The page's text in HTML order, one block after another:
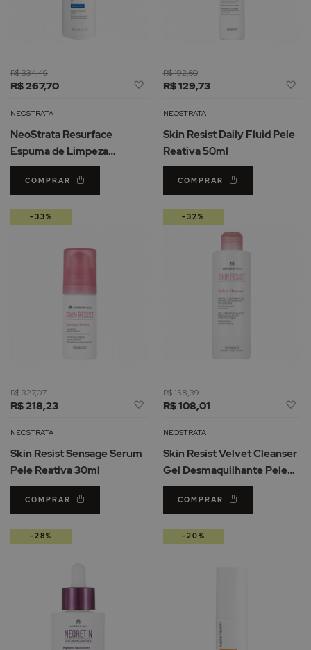
R$ 267,70
R$ 334,49
Adicionar
Lista
Desejos
NEOSTRATA
NeoStrata Resurface
Espuma de Limpeza
Glicólica 125ml
COMPRAR
R$ 129,73
R$ 192,60
NEOSTRATA
Skin Resist Daily Fluid Pele
Reativa 50ml
COMPRAR
R$ 218,23
R$ 327,07
Adicionar
Lista
Desejos
NEOSTRATA
Skin Resist Sensage Serum
Pele Reativa 30ml
COMPRAR
-33%
R$ 108,01
R$ 158,39
NEOSTRATA
Skin Resist Velvet Cleanser
Gel Desmaquilhante Pele
Reativa 200ml
COMPRAR
-32%
-28% -20%